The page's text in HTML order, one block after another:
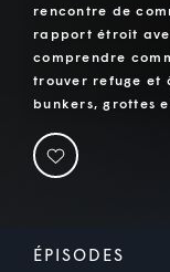
rencontre de
rapport étroit
comprendre
trouver refuge et
bunkers, grottes
ÉPISODES